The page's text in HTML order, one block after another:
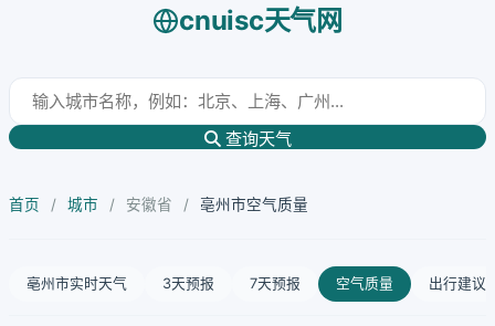
cnuisc天气网
查询天气
首页 / 城市 / 安徽省 / 亳州市空气质量
亳州市实时天气 3天预报 7天预报 空气质量 出行建议